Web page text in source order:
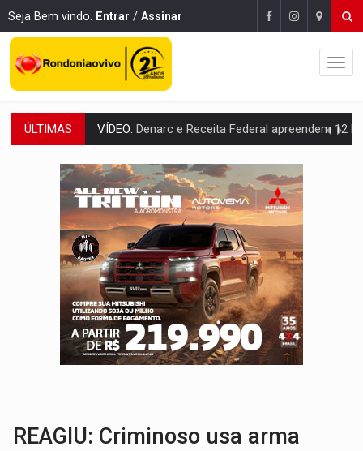
Seja Bem vindo. Entrar / Assinar
ÚLTIMAS OPERAÇÃO DA PC:Membros do CV são presos com armas e drogas após
ENTRADA GRATUITA:Espetáculo As Marias Somos Nós será
VÍDEO:Três são presos após furto de motocicleta em frente
CELEBRAÇÃO:Cerejeiras completa 43 anos de emancipação com
SAÚDE:Anvisa desmente boato sobre presença de plástico ou
VÍDEO:Pitbulls fogem de residência e atacam casal de idosos
AÇÃO CONJUNTA: Forças policiais apreendem cerca de 1kg de
PF ESTÁ APURANDO:Flávio Bolsonaro escolhe Alfredo Gaspar como vice, alvo de
REAGIU: Criminoso usa arma